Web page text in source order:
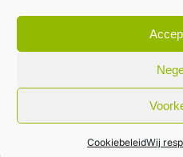
CookiebeleidWij
Blijft op de hoogte
Rechtstreeks van het veld
Inschrijven nieuwsbrief
Algemene voorwaarden|